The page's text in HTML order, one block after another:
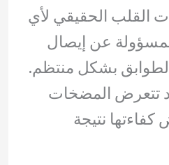
القلب الحقيقي لأي
عن إيصال
بشكل منتظم.
تتعرض المضخات
كفاءتها نتيجة